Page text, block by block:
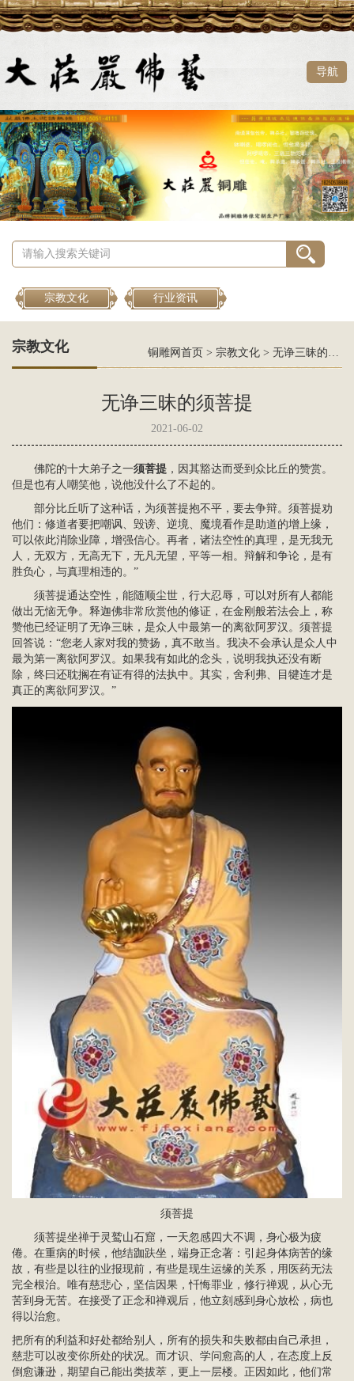
导航
宗教文化 行业资讯
宗教文化 铜雕网首页 > 宗教文化 > 无诤三昧的须菩提
无诤三昧的须菩提
2021-06-02
佛陀的十大弟子之一须菩提 ，因其豁达而受到众比丘的赞赏。
但是也有人嘲笑他，说他没什么了不起的。
部分比丘听了这种话，为须菩提抱不平，要去争辩。须菩提劝
他们：修道者要把嘲讽、毁谤、逆境、魔境看作是助道的增上缘，
可以依此消除业障，增强信心。再者，诸法空性的真理，是无我无
人，无双方，无高无下，无凡无望，平等一相。辩解和争论，是有
胜负心，与真理相违的。”
须菩提通达空性，能随顺尘世，行大忍辱，可以对所有人都能
做出无恼无争。 释迦佛非常欣赏他的修证，在金刚般若法会上，称
赞他已经证明了无诤三昧，是众人中最第一的离欲阿罗汉。须菩提
回答说：“您老人家对我的赞扬，真不敢当。我决不会承认是众人中
最为第一离欲阿罗汉。如果我有如此的念头，说明我执还没有断
除，终曰还耽搁在有证有得的法执中。其实， 舍利弗 目犍连才是
真正的离欲阿罗汉。”
须菩提
须菩提坐禅于灵鹫山石窟，一天忽感四大不调，身心极为疲
倦。在重病的时候，他结跏趺坐，端身正念著：引起身体病苦的缘
故，有些是以往的业报现前，有些是现生运缘的关系，用医药无法
完全根治。唯有慈悲心，坚信因果，忏悔罪业，修行禅观，从心无
苦到身无苦。在接受了正念和禅观后，他立刻感到身心放松，病也
得以治愈。
把所有的利益和好处都给别人，所有的损失和失败都由自己承担，
慈悲可以改变你所处的状况。而才识、学问愈高的人，在态度上反
倒愈谦逊，期望自己能出类拔萃，更上一层楼。正因如此，他们常